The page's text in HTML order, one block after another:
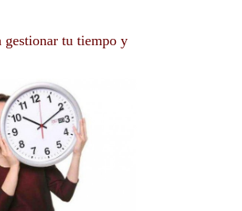
gestionar tu tiempo y